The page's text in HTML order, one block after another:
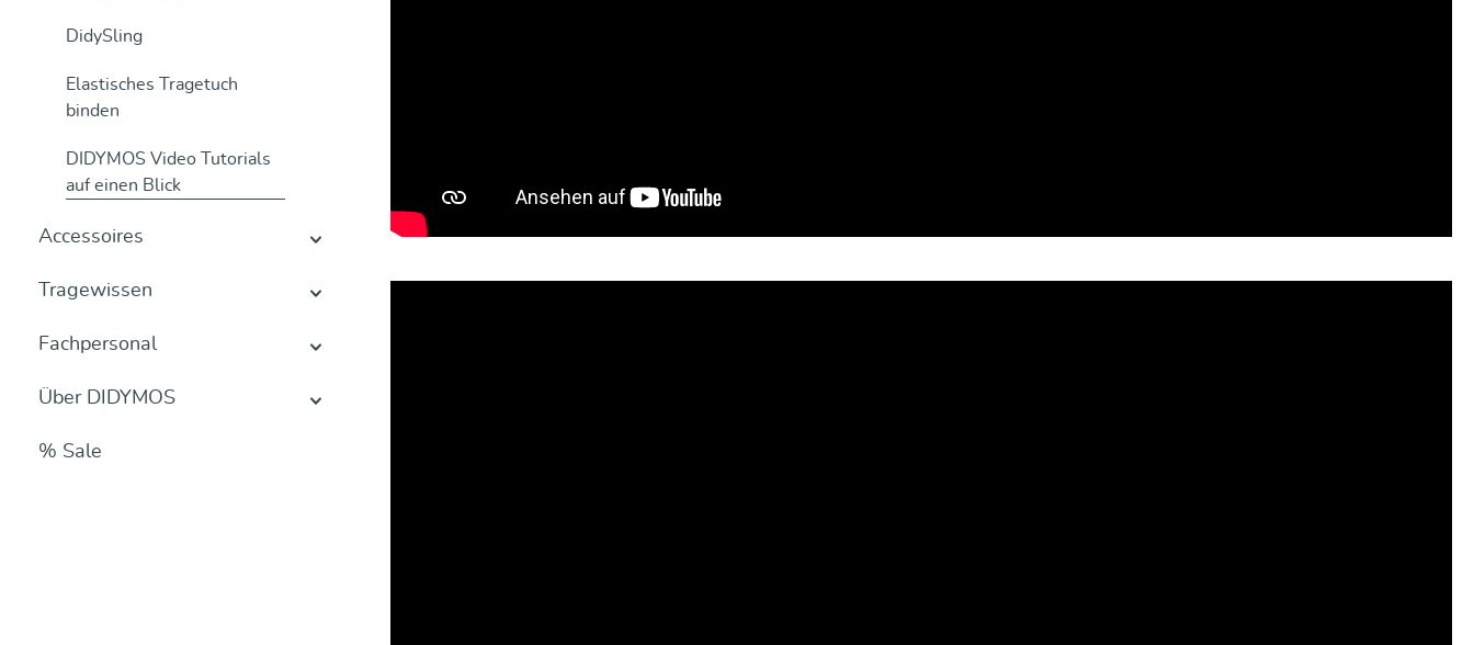
DidySling
Elastisches Tragetuch
binden
DIDYMOS Video Tutorials
auf einen Blick
Accessoires
Tragewissen
Fachpersonal
Über DIDYMOS
% Sale